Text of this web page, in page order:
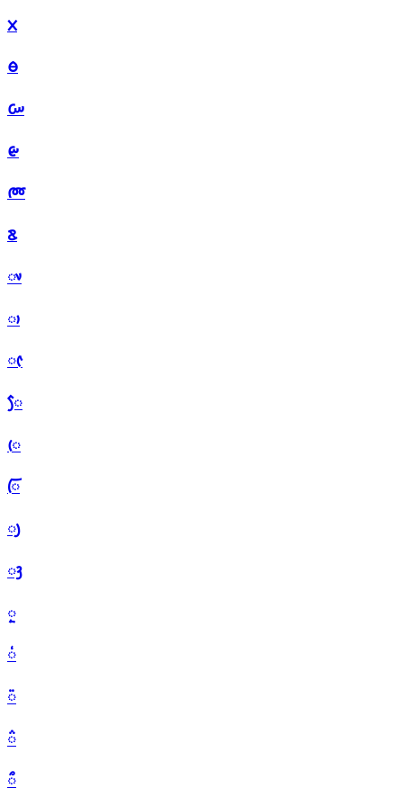
ᰞ
ᰟ
ᰠ
ᰡ
ᰢ
ᰣ
ᰤ
ᰥ
ᰦ
ᰧ
ᰨ
ᰩ
ᰪ
ᰫ
ᰬ
ᰭ
ᰮ
ᰯ
ᰰ